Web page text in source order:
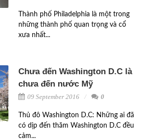
Thành phố Philadelphia là một trong
những thành phố quan trọng và cổ
xưa nhất...
Chưa đến Washington D.C là
chưa đến nước Mỹ
09 September 2016 0
Thủ đô Washington D.C: Những ai đã
có dịp đến thăm Washington D.C đều
cảm...